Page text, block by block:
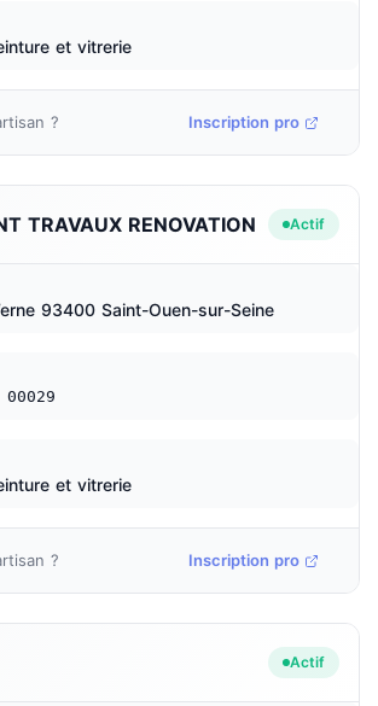
et vitrerie
? Inscription pro
TRAVAUX RENOVATION Actif
93400 Saint-Ouen-sur-Seine
et vitrerie
? Inscription pro
Actif